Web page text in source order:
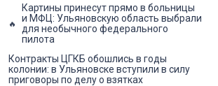
Картины принесут прямо в больницы
и МФЦ: Ульяновскую область выбрали
для необычного федерального
пилота
Контракты ЦГКБ обошлись в годы
колонии: в Ульяновске вступили в силу
приговоры по делу о взятках